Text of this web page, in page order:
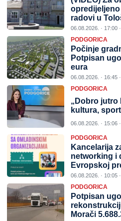
06.08.2026. · 17:00 ·
opredijeljeno
radovi u
PODGORICA
06.08.2026. · 16:45 ·
Počinje
Potpisan
eura
PODGORICA
06.08.2026. · 15:06 ·
„Dobro jutro
kultura,
PODGORICA
06.08.2026. · 10:05 ·
Kancelarija
networking i
Evropskoj
PODGORICA
Potpisan
Morači